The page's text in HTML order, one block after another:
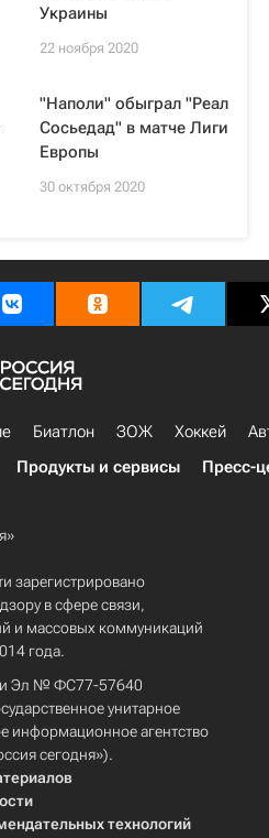
Украины
22 ноября 2020
"Наполи" обыграл "Реал
Сосьедад" в матче Лиги
Европы
30 октября 2020
Биатлон ЗОЖ Хоккей
Продукты и сервисы Пресс-
зарегистрировано
в сфере связи,
и массовых коммуникаций
года.
Эл № ФС77-57640
унитарное
информационное агентство
сегодня»).
технологий